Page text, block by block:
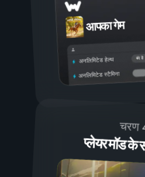
आपका गेम
बंद है
अनलिमिटेड हेल्थ
अनलिमिटेड स्टैमिना
चरण
प्लेयर मॉड